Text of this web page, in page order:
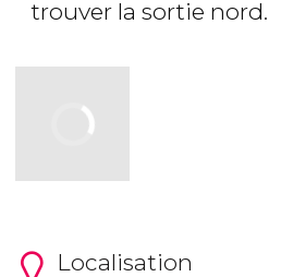
trouver la sortie nord.
Localisation